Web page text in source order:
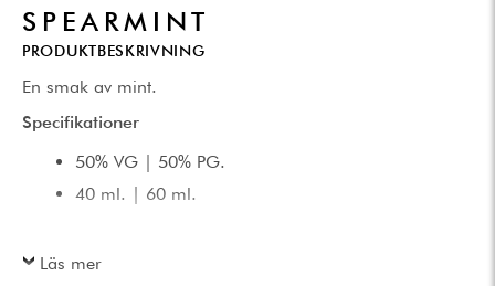
SPEARMINT
PRODUKTBESKRIVNING
En smak av mint.
Specifikationer
50% VG | 50% PG.
40 ml. | 60 ml.
Läs mer